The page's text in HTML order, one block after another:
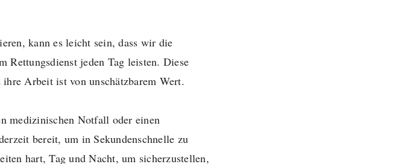
kann es leicht sein, dass wir die
Rettungsdienst jeden Tag leisten. Diese
Arbeit ist von unschätzbarem Wert.
medizinischen Notfall oder einen
bereit, um in Sekundenschnelle zu
hart, Tag und Nacht, um sicherzustellen,